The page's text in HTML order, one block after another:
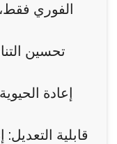
الفوري
تحسين
إعادة
قابلية